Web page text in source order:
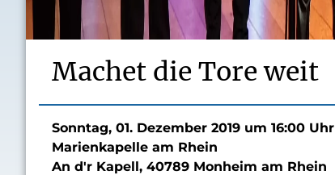
Machet die Tore weit
Sonntag, 01. Dezember 2019 um 16:00 Uhr
Marienkapelle am Rhein
An d'r Kapell, 40789 Monheim am Rhein